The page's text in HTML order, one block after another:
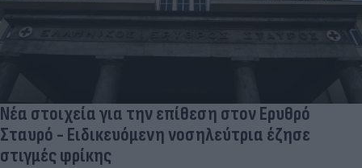
Νέα στοιχεία για την επίθεση στον Ερυθρό
Σταυρό - Ειδικευόμενη νοσηλεύτρια έζησε
στιγμές φρίκης